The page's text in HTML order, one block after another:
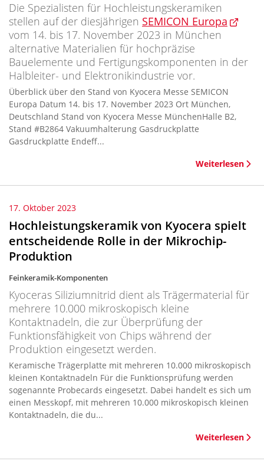
Die Spezialisten für Hochleistungskeramiken
stellen auf der diesjährigen SEMICON Europa
vom 14. bis 17. November 2023 in München
alternative Materialien für hochpräzise
Bauelemente und Fertigungskomponenten in der
Halbleiter- und Elektronikindustrie vor.
Überblick über den Stand von Kyocera Messe SEMICON
Europa Datum 14. bis 17. November 2023 Ort München,
Deutschland Stand von Kyocera Messe MünchenHalle B2,
Stand #B2864 Vakuumhalterung Gasdruckplatte
Gasdruckplatte Endeff...
Weiterlesen
17. Oktober 2023
Hochleistungskeramik von Kyocera spielt
entscheidende Rolle in der Mikrochip-
Produktion
Feinkeramik-Komponenten
Kyoceras Siliziumnitrid dient als Trägermaterial für
mehrere 10.000 mikroskopisch kleine
Kontaktnadeln, die zur Überprüfung der
Funktionsfähigkeit von Chips während der
Produktion eingesetzt werden.
Keramische Trägerplatte mit mehreren 10.000 mikroskopisch
kleinen Kontaktnadeln Für die Funktionsprüfung werden
sogenannte Probecards eingesetzt. Dabei handelt es sich um
einen Messkopf, mit mehreren 10.000 mikroskopisch kleinen
Kontaktnadeln, die du...
Weiterlesen